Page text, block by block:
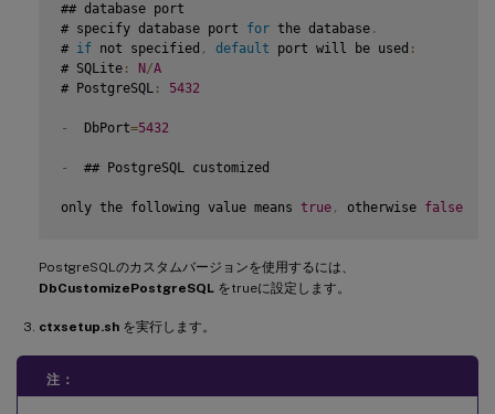
## database port
# specify database port for the database .
# if not specified , default port will be used :
# SQLite : N/A
# PostgreSQL : 5432
-
  DbPort
=5432
-
  ## PostgreSQL customized
only the following value means true , otherwise false
yes
## y
PostgreSQLのカスタムバージョンを使用するには、
DbCustomizePostgreSQL をtrueに設定します。
ctxsetup.sh を実行します。
注：